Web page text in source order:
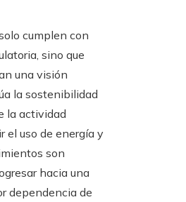
cumplen con
sino que
una visión
la sostenibilidad
la actividad
el uso de energía y
son
hacia una
dependencia de